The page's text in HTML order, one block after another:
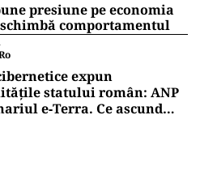
presiune pe economia
comportamentul
expun
statului român: ANP
e‑Terra. Ce ascund